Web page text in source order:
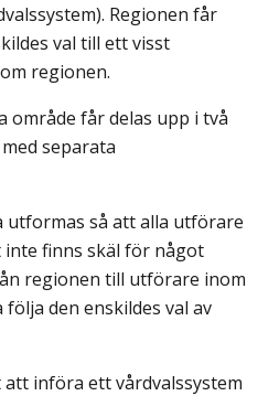
Regionen får
val till ett visst
regionen.
område får delas upp i två
separata
utformas så att alla utförare
inte finns skäl för något
regionen till utförare inom
den enskildes val av
införa ett vårdvalssystem